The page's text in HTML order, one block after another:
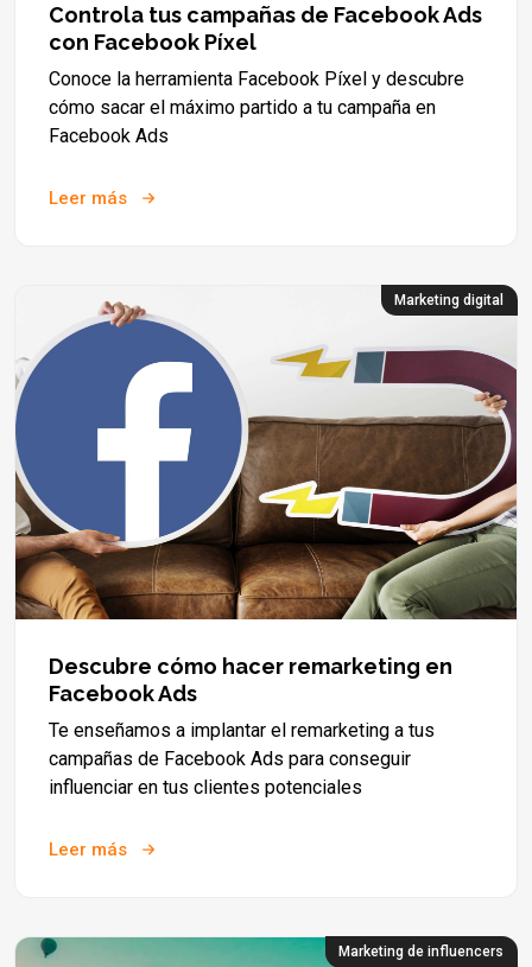
Controla tus campañas de Facebook Ads
con Facebook Píxel
Conoce la herramienta Facebook Píxel y descubre
cómo sacar el máximo partido a tu campaña en
Facebook Ads
Leer más
Marketing digital
Descubre cómo hacer remarketing en
Facebook Ads
Te enseñamos a implantar el remarketing a tus
campañas de Facebook Ads para conseguir
influenciar en tus clientes potenciales
Leer más
Marketing de influencers